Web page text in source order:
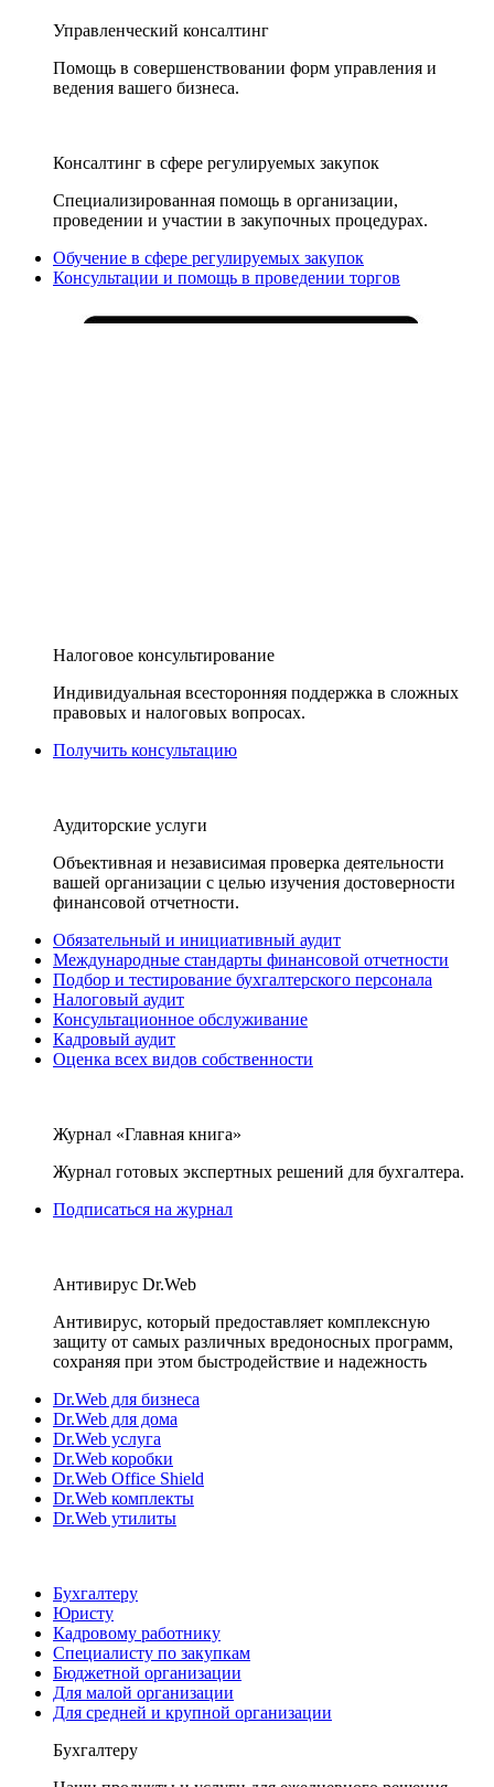
Управленческий консалтинг
Помощь в совершенствовании форм управления и
ведения вашего бизнеса.
Консалтинг в сфере регулируемых закупок
Специализированная помощь в организации,
проведении и участии в закупочных процедурах.
Обучение в сфере регулируемых закупок
Консультации и помощь в проведении торгов
Налоговое консультирование
Индивидуальная всесторонняя поддержка в сложных
правовых и налоговых вопросах.
Получить консультацию
Аудиторские услуги
Объективная и независимая проверка деятельности
вашей организации с целью изучения достоверности
финансовой отчетности.
Обязательный и инициативный аудит
Международные стандарты финансовой отчетности
Подбор и тестирование бухгалтерского персонала
Налоговый аудит
Консультационное обслуживание
Кадровый аудит
Оценка всех видов собственности
Журнал «Главная книга»
Журнал готовых экспертных решений для бухгалтера.
Подписаться на журнал
Антивирус Dr.Web
Антивирус, который предоставляет комплексную
защиту от самых различных вредоносных программ,
сохраняя при этом быстродействие и надежность
Dr.Web для бизнеса
Dr.Web для дома
Dr.Web услуга
Dr.Web коробки
Dr.Web Office Shield
Dr.Web комплекты
Dr.Web утилиты
Бухгалтеру
Юристу
Кадровому работнику
Специалисту по закупкам
Бюджетной организации
Для малой организации
Для средней и крупной организации
Бухгалтеру